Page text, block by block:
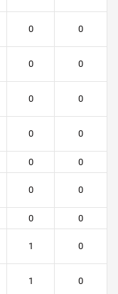
0 0
0 0
0 0
0 0
0
0
0 0
0
0
1 0
1 0